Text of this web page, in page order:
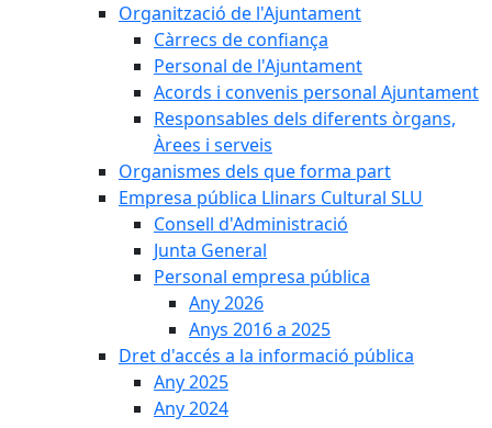
Organització de l'Ajuntament
Càrrecs de confiança
Personal de l'Ajuntament
Acords i convenis personal Ajuntament
Responsables dels diferents òrgans,
Àrees i serveis
Organismes dels que forma part
Empresa pública Llinars Cultural SLU
Consell d'Administració
Junta General
Personal empresa pública
Any 2026
Anys 2016 a 2025
Dret d'accés a la informació pública
Any 2025
Any 2024